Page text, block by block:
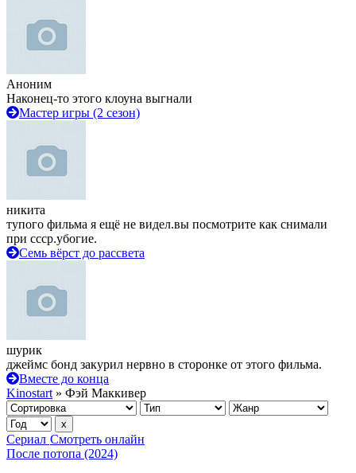
Аноним
Наконец-то этого клоуна выгнали
Мастер игры (2 сезон)
никита
тупого фильма я ещё не видел.вы посмотрите как снимали
при ссср.убогие.
Семь вёрст до рассвета
шурик
джеймс бонд закурил нервно в сторонке от этого фильма.
Вместе до конца
Kinostart » Фэй Маккивер
Сериал Смотреть онлайн
После потопа (2024)